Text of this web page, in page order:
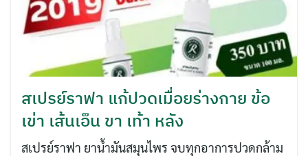
สเปรย์ราฟา แก้ปวดเมื่อยร่างกาย ข้อ
เข่า เส้นเอ็น ขา เท้า หลัง
สเปรย์ราฟา ยาน้ำมันสมุนไพร จบทุกอาการปวดกล้าม